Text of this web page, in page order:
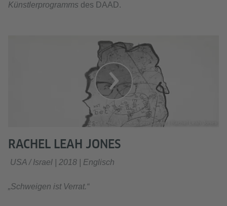
Künstlerprogramms des DAAD.
Cut it out - Filme gegen Zensur | Rachel Leah Jones
RACHEL LEAH JONES
USA / Israel | 2018 | Englisch
„Schweigen ist Verrat.“